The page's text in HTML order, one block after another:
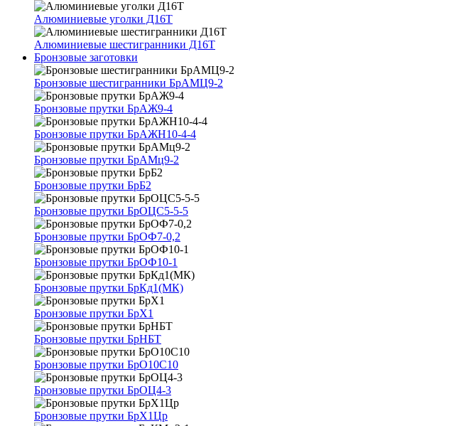
Алюминиевые уголки Д16Т
Алюминиевые шестигранники Д16Т
Бронзовые заготовки
Бронзовые шестигранники БрАМЦ9-2
Бронзовые прутки БрАЖ9-4
Бронзовые прутки БрАЖН10-4-4
Бронзовые прутки БрАМц9-2
Бронзовые прутки БрБ2
Бронзовые прутки БрОЦС5-5-5
Бронзовые прутки БрОФ7-0,2
Бронзовые прутки БрОФ10-1
Бронзовые прутки БрКд1(МК)
Бронзовые прутки БрХ1
Бронзовые прутки БрНБТ
Бронзовые прутки БрО10С10
Бронзовые прутки БрОЦ4-3
Бронзовые прутки БрХ1Цр